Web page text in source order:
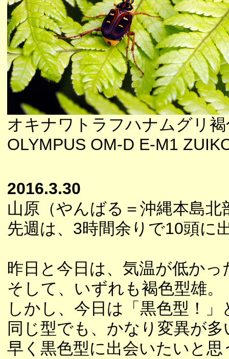
オキナワトラフハナムグリ
OLYMPUS OM-D E-M1
2016.3.30
山原（やんばる＝沖縄本島
先週は、3時間余りで10頭に
昨日と今日は、気温が低か
そして、いずれも褐色型雄。
しかし、今日は「黒色型！
同じ型でも、かなり変異が
早く黒色型に出会いたいと